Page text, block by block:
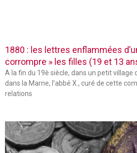
1880 : les lettres enflammées
corrompre » les filles (19 et 13
A la fin du 19è siècle, dans un petit village
dans la Marne, l’abbé X., curé de cette
relations